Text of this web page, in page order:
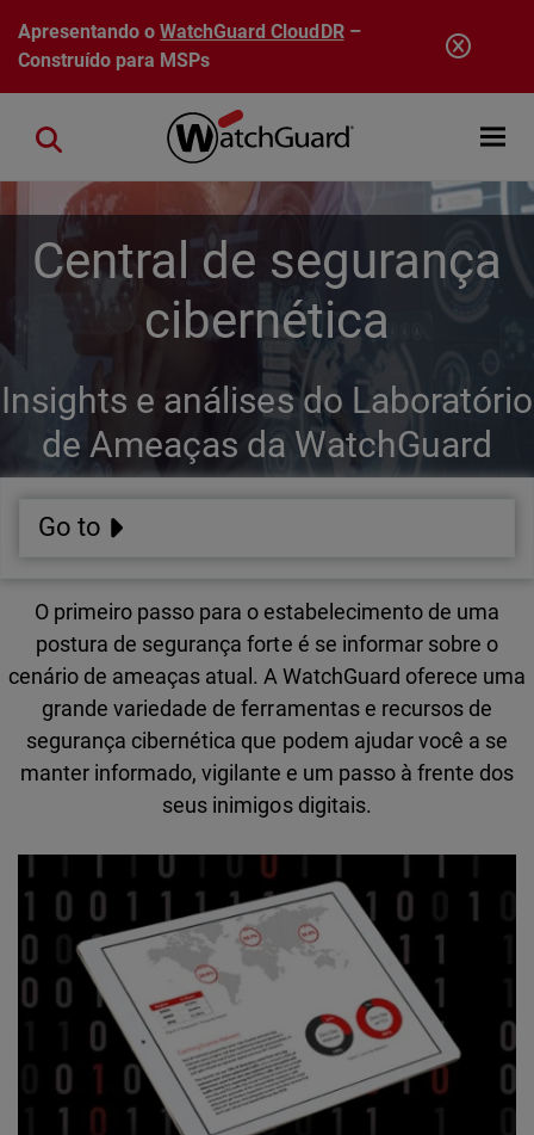
Pular para o conteúdo principal
Apresentando oWatchGuard CloudDR–
Construído para MSPs
Open
Close search
Central de segurança
cibernética
Insights e análises do Laboratório
de Ameaças da WatchGuard
Go to
O primeiro passo para o estabelecimento de uma
postura de segurança forte é se informar sobre o
cenário de ameaças atual. A WatchGuard oferece uma
grande variedade de ferramentas e recursos de
segurança cibernética que podem ajudar você a se
manter informado, vigilante e um passo à frente dos
seus inimigos digitais.